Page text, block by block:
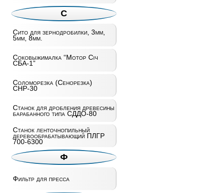
С
Сито для зернодробилки, 3мм,
5мм, 8мм.
Соковыжималка “Мотор Січ
СБА-1”
Соломорезка (Сенорезка)
СНР-30
Станок для дробления древесины
барабанного типа СДДО-80
Станок ленточнопильный
деревообрабатывающий ПЛГР
700-6300
Ф
Фильтр для пресса